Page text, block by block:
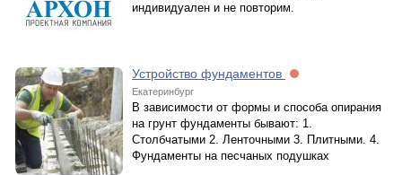
индивидуален и не повторим.
Устройство фундаментов
Екатеринбург
В зависимости от формы и способа опирания
на грунт фундаменты бывают: 1.
Столбчатыми 2. Ленточными 3. Плитными. 4.
Фундаменты на песчаных подушках